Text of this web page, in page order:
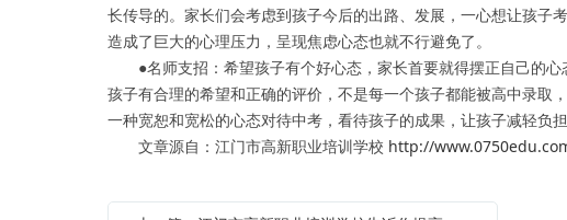
长传导的。家长们会考虑到孩子今后的出路、发展，一心想让孩子
造成了巨大的心理压力，呈现焦虑心态也就不行避免了。
●名师支招：希望孩子有个好心态，家长首要就得摆正自己的心
孩子有合理的希望和正确的评价，不是每一个孩子都能被高中录取
一种宽恕和宽松的心态对待中考，看待孩子的成果，让孩子减轻负担
文章源自：江门市高新职业培训学校 http://